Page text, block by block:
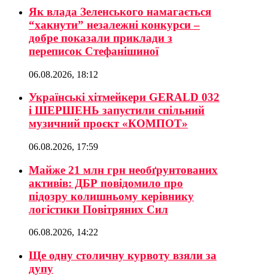
Як влада Зеленського намагається
“хакнути” незалежні конкурси –
добре показали приклади з
переписок Стефанішиної
06.08.2026, 18:12
Українські хітмейкери GERALD 032
і ШЕРШЕНЬ запустили спільний
музичний проєкт «КОМПОТ»
06.08.2026, 17:59
Майже 21 млн грн необґрунтованих
активів: ДБР повідомило про
підозру колишньому керівнику
логістики Повітряних Сил
06.08.2026, 14:22
Ще одну столичну курвоту взяли за
дупу